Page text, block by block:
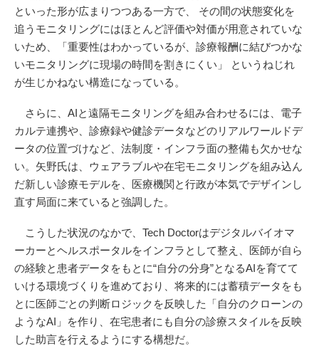
といった形が広まりつつある一方で、 その間の状態変化を
追うモニタリングにはほとんど評価や対価が用意されていな
いため、「重要性はわかっているが、診療報酬に結びつかな
いモニタリングに現場の時間を割きにくい」 というねじれ
が生じかねない構造になっている。
さらに、AIと遠隔モニタリングを組み合わせるには、電子
カルテ連携や、診療録や健診データなどのリアルワールドデ
ータの位置づけなど、法制度・インフラ面の整備も欠かせな
い。矢野氏は、ウェアラブルや在宅モニタリングを組み込ん
だ新しい診療モデルを、医療機関と行政が本気でデザインし
直す局面に来ていると強調した。
こうした状況のなかで、Tech Doctorはデジタルバイオマ
ーカーとヘルスポータルをインフラとして整え、医師が自ら
の経験と患者データをもとに“自分の分身”となるAIを育てて
いける環境づくりを進めており、将来的には蓄積データをも
とに医師ごとの判断ロジックを反映した「自分のクローンの
ようなAI」を作り、在宅患者にも自分の診療スタイルを反映
した助言を行えるようにする構想だ。